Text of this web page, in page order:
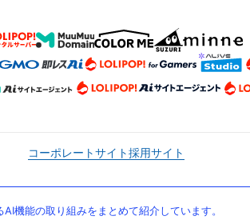
コーポレートサイト採用サイト
機能の取り組みをまとめて紹介しています。